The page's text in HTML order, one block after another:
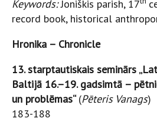
Keywords:Joniškis parish, 17
record book, historical
Hronika – Chronicle
13. starptautiskais seminārs
Baltijā 16.–19. gadsimtā –
un problēmas“(Pēteris Vanags)
183-188